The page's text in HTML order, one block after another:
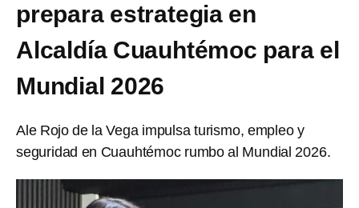
prepara estrategia en
Alcaldía Cuauhtémoc para el
Mundial 2026
Ale Rojo de la Vega impulsa turismo, empleo y
seguridad en Cuauhtémoc rumbo al Mundial 2026.